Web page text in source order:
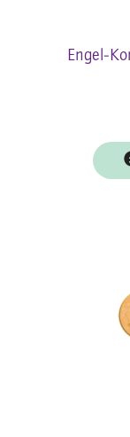
Engel-